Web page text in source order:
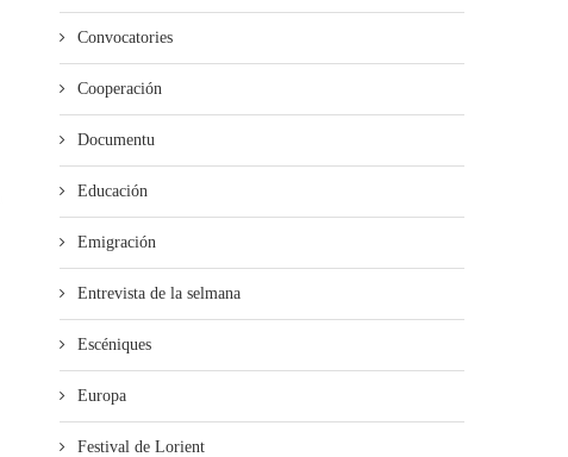
Convocatories
Cooperación
Documentu
Educación
Emigración
Entrevista de la selmana
Escéniques
Europa
Festival de Lorient